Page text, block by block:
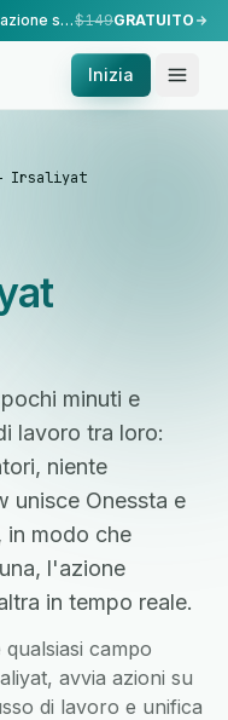
Configurazione gestita da noi — configurazione standard, eseguita dal nostro team.$149GRATUITO
Inizia
Irsaliyat
minuti e
lavoro tra loro:
niente
unisce Onessta e
in modo che
l'azione
in tempo reale.
campo
avvia azioni su
di lavoro e unifica